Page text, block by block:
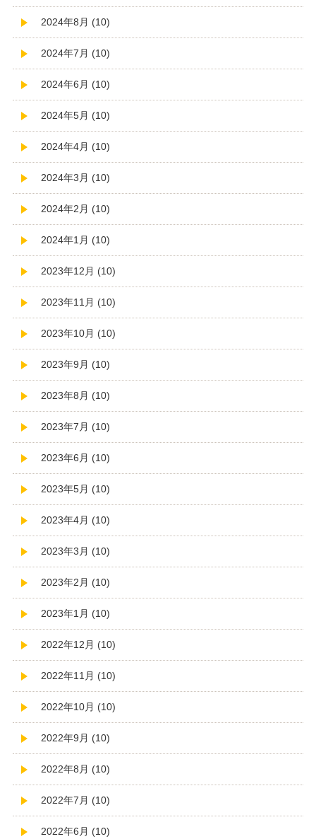
2024年8月 (10)
2024年7月 (10)
2024年6月 (10)
2024年5月 (10)
2024年4月 (10)
2024年3月 (10)
2024年2月 (10)
2024年1月 (10)
2023年12月 (10)
2023年11月 (10)
2023年10月 (10)
2023年9月 (10)
2023年8月 (10)
2023年7月 (10)
2023年6月 (10)
2023年5月 (10)
2023年4月 (10)
2023年3月 (10)
2023年2月 (10)
2023年1月 (10)
2022年12月 (10)
2022年11月 (10)
2022年10月 (10)
2022年9月 (10)
2022年8月 (10)
2022年7月 (10)
2022年6月 (10)